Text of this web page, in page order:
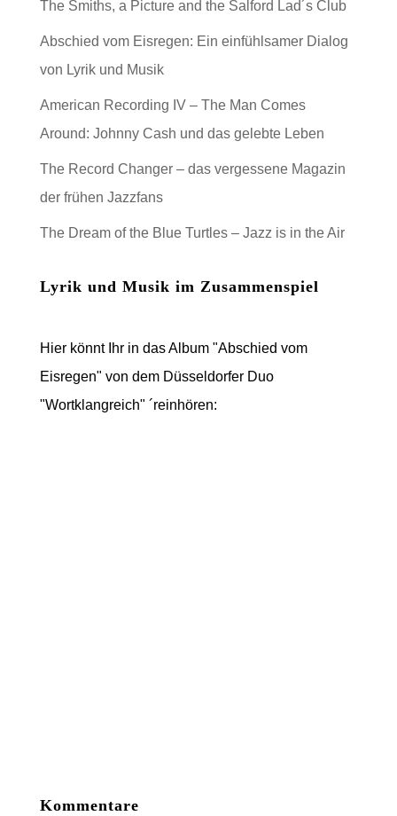
The Smiths, a Picture and the Salford Lad´s Club
Abschied vom Eisregen: Ein einfühlsamer Dialog
von Lyrik und Musik
American Recording IV – The Man Comes
Around: Johnny Cash und das gelebte Leben
The Record Changer – das vergessene Magazin
der frühen Jazzfans
The Dream of the Blue Turtles – Jazz is in the Air
Lyrik und Musik im Zusammenspiel
Hier könnt Ihr in das Album "Abschied vom
Eisregen" von dem Düsseldorfer Duo
"Wortklangreich" ´reinhören:
Kommentare